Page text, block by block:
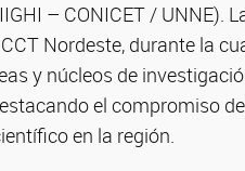
– CONICET / UNNE).
Nordeste, durante la
y núcleos de
el compromiso
en la región.